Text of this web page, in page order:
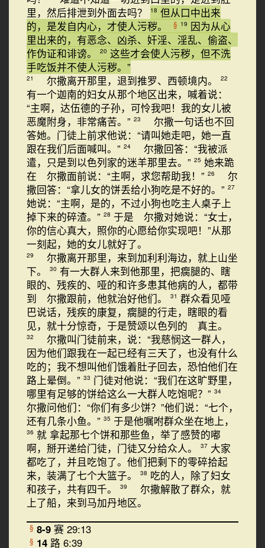
里，然后排泄到外面去吗？
18 但从口中出来
的，是发自内心，才使人污秽。
§ 19 因为从心
里出来的，有恶念、凶杀、奸淫、淫乱、偷盗、
作伪证和诽谤。
20 这些才会使人污秽，但不洗
手吃饭并不使人污秽。”
21 尔撒离开那里，退到推罗、西顿境内。 22
有一个迦南的妇女从那个地区出来，喊着说：
“主啊，达伍德的子孙，可怜我吧！我的女儿被
恶魔附身，非常痛苦。” 23
尔撒一句话也不回
答她。门徒上前求他说：“请叫她走吧，她一直
跟在我们后面喊叫。” 24
尔撒回答：“我被派
遣，只是到以色列家的迷羊那里去。” 25 她来跪
在 尔撒面前说：“主啊，求您帮助我！” 26
尔
撒回答：“拿儿女的饼丢给小狗吃是不好的。” 27
她说：“主啊，是的，不过小狗也吃主人桌子上
掉下来的碎渣。” 28 于是 尔撒对她说：“女士，
你的信心真大，照你的心愿给你实现吧！”从那
一刻起，她的女儿就好了。
29
尔撒离开那里，来到加利利海边，就上山坐
下。
30 有一大群人来到他那里，把瘸腿的、瞎
眼的、残疾的、哑的和许多患其他病的人，都带
到 尔撒跟前，他就治好他们。
31 群众看见哑
巴说话，残疾的康复，瘸腿的行走，瞎眼的看
见，就十分惊奇，于是赞颂以色列的 真主。
32
尔撒叫门徒前来，说：“我慈悯这一群人，
因为他们跟我在一起已经有三天了，也没有什么
吃的；我不想叫他们饿着肚子回去，恐怕他们在
路上晕倒。” 33 门徒对他说：“我们在这旷野里，
哪里有足够的饼给这么一大群人吃饱呢？” 34
尔撒问他们：“你们有多少饼？”他们说：“七个，
还有几条小鱼。” 35 于是他嘱咐群众坐在地上，
36 就 拿起那七个饼和那些鱼，举了感赞的嘟
啊，掰开递给门徒，门徒又分给众人。
37 大家
都吃了，并且吃饱了。他们把剩下的零碎拾起
来，装满了七个大篮子。
38 吃的人，除了妇女
和孩子，共有四千。
39
尔撒解散了群众，就
上了船，来到马加丹地区。
§ 8-9 赛 29:13
§ 14 路 6:39